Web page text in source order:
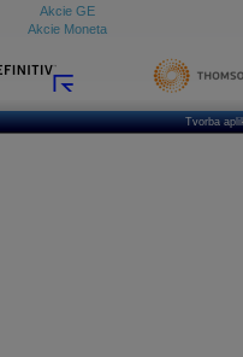
Akcie GE
Akcie Moneta
Tvorba